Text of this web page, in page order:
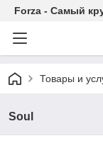
Forza - Самый
Товары и
Soul